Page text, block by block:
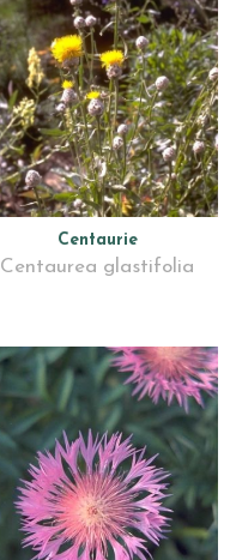
Centaurie
Centaurea glastifolia